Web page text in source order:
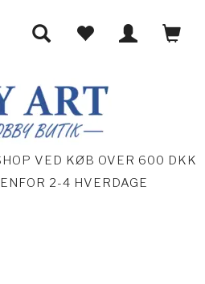
VED KØB OVER 600 DKK
2-4 HVERDAGE